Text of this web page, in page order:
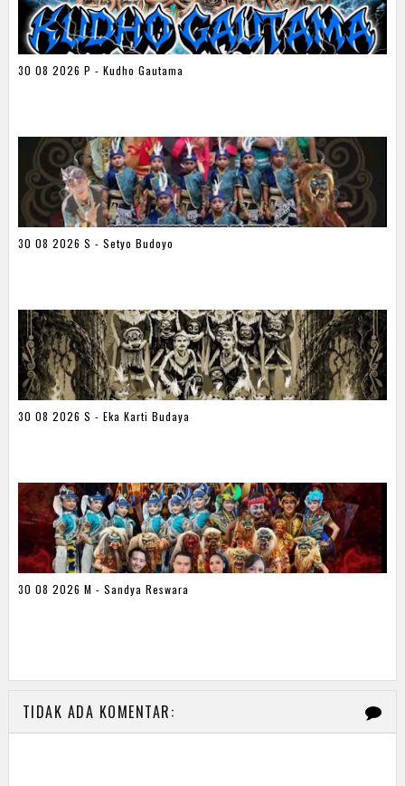
30 08 2026 P - Kudho Gautama
30 08 2026 S - Setyo Budoyo
30 08 2026 S - Eka Karti Budaya
30 08 2026 M - Sandya Reswara
TIDAK ADA KOMENTAR: